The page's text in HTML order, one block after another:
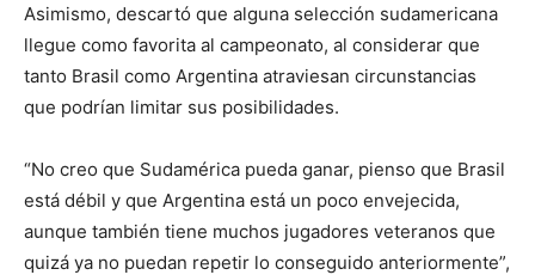
Asimismo, descartó que alguna selección sudamericana
llegue como favorita al campeonato, al considerar que
tanto Brasil como Argentina atraviesan circunstancias
que podrían limitar sus posibilidades.
“No creo que Sudamérica pueda ganar, pienso que Brasil
está débil y que Argentina está un poco envejecida,
aunque también tiene muchos jugadores veteranos que
quizá ya no puedan repetir lo conseguido anteriormente”,